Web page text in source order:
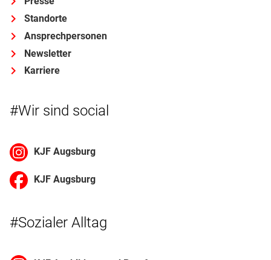
Standorte
Ansprechpersonen
Newsletter
Karriere
#Wir sind social
KJF Augsburg
KJF Augsburg
#Sozialer Alltag